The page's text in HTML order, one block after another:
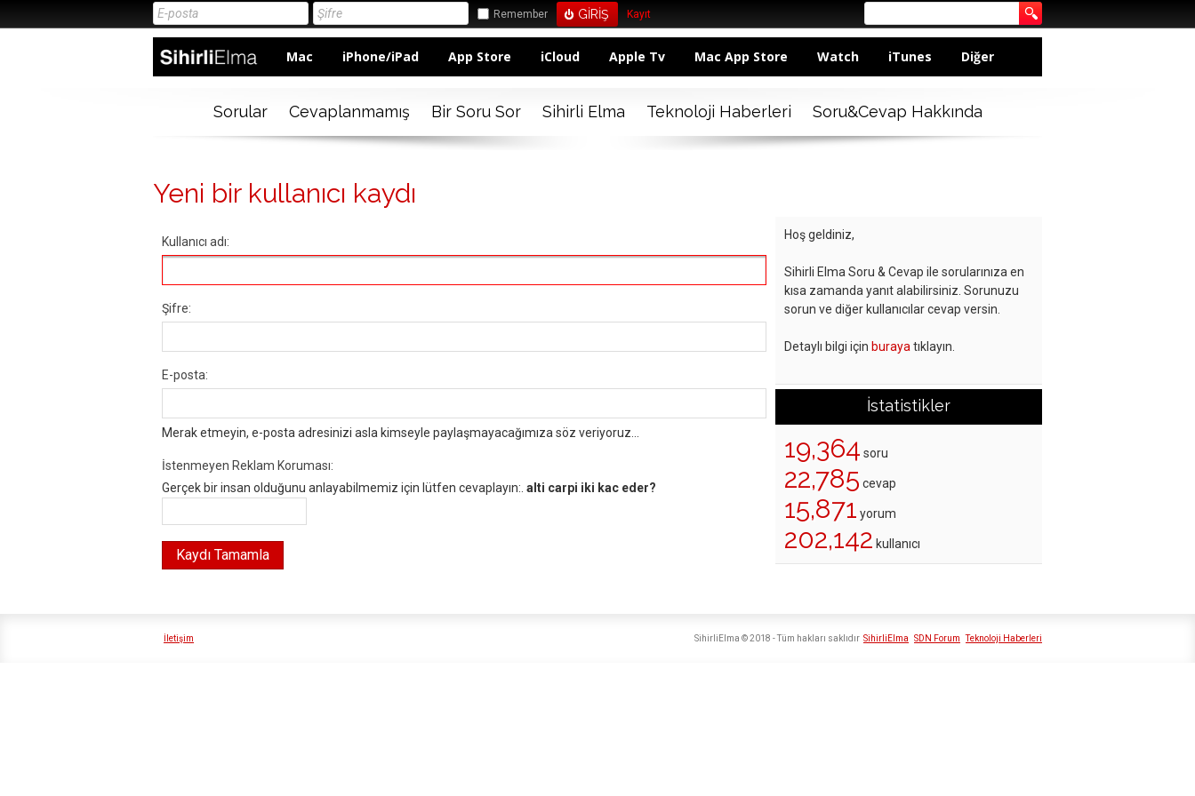
Remember Kayıt
Mac iPhone/iPad App Store iCloud Apple Tv Mac App Store Watch iTunes Diğer
Sorular Cevaplanmamış Bir Soru Sor Sihirli Elma Teknoloji Haberleri Soru&Cevap Hakkında
Yeni bir kullanıcı kaydı
Kullanıcı adı:
Şifre:
E-posta:
Merak etmeyin, e-posta adresinizi asla kimseyle paylaşmayacağımıza söz veriyoruz...
İstenmeyen Reklam Koruması:
Gerçek bir insan olduğunu anlayabilmemiz için lütfen cevaplayın:. alti carpi iki kac eder?
Hoş geldiniz,
Sihirli Elma Soru & Cevap ile sorularınıza en
kısa zamanda yanıt alabilirsiniz. Sorunuzu
sorun ve diğer kullanıcılar cevap versin.
Detaylı bilgi için buraya tıklayın.
İstatistikler
19,364 soru
22,785 cevap
15,871 yorum
202,142 kullanıcı
İletişim SihirliElma SDN Forum Teknoloji Haberleri
SihirliElma © 2018 - Tüm hakları saklıdır